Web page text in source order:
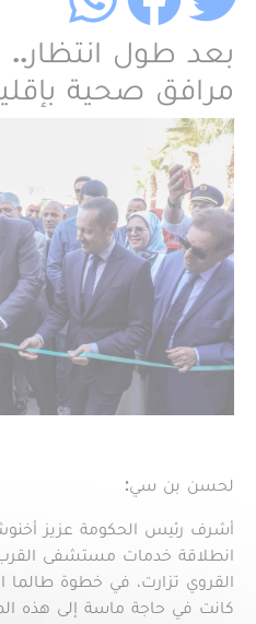
بعد طول
مرافق صحية
لحسن بن سي:
أشرف رئيس الحكومة عزيز
انطلاقة خدمات مستشفى القرب
القروي تزارت، في خطوة طالما
كانت في حاجة ماسة إلى هذه